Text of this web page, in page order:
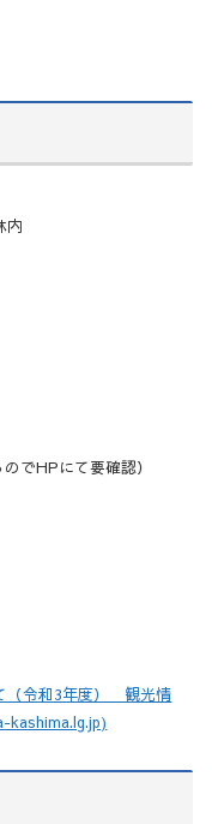
内
でHPにて要確認）
（令和3年度） 観光情
kashima.lg.jp)